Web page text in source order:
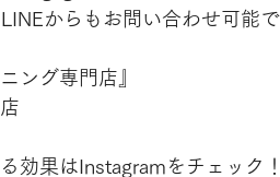
からもお問い合わせ可能で
ニング専門店』
効果はInstagramをチェック！